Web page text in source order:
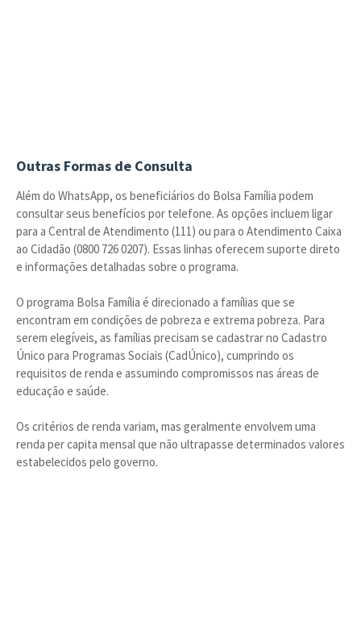
Outras Formas de Consulta
Além do WhatsApp, os beneficiários do Bolsa Família podem
consultar seus benefícios por telefone. As opções incluem ligar
para a Central de Atendimento (111) ou para o Atendimento Caixa
ao Cidadão (0800 726 0207). Essas linhas oferecem suporte direto
e informações detalhadas sobre o programa.
O programa Bolsa Família é direcionado a famílias que se
encontram em condições de pobreza e extrema pobreza. Para
serem elegíveis, as famílias precisam se cadastrar no Cadastro
Único para Programas Sociais (CadÚnico), cumprindo os
requisitos de renda e assumindo compromissos nas áreas de
educação e saúde.
Os critérios de renda variam, mas geralmente envolvem uma
renda per capita mensal que não ultrapasse determinados valores
estabelecidos pelo governo.